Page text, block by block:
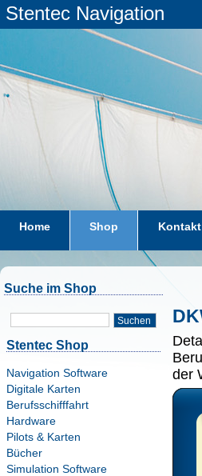
Stentec Navigation
Home Shop Kontakt
Suche im Shop
Suchen
Stentec Shop
Navigation Software
Digitale Karten
Berufsschifffahrt
Hardware
Pilots & Karten
Bücher
Simulation Software
der